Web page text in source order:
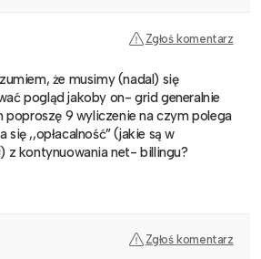
Zgłoś komentarz
że musimy (nadal) się
pogląd jakoby on- grid generalnie
poproszę 9 wyliczenie na czym polega
,,opłacalność” (jakie są w
z kontynuowania net- billingu?
Zgłoś komentarz